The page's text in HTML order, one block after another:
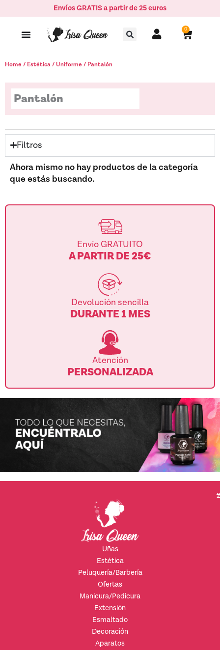
al
Envíos GRATIS a partir de 25 euros
Buscar 0
Carrito
Home / Estética / Uniforme / Pantalón
Pantalón
Filtros
Ahora mismo no hay productos de la categoría
que estás buscando.
Envío GRATUITO
A PARTIR DE 25€
Devolución sencilla
DURANTE 1 MES
Atención
PERSONALIZADA
Uñas
Estética
Peluquería/Barbería
Ofertas
Manicura/Pedicura
Extensión
Esmaltado
Decoración
Aparatos